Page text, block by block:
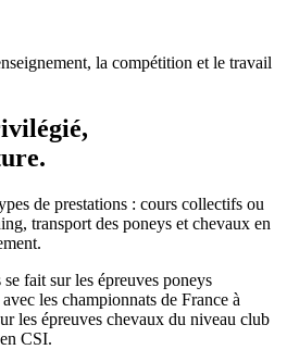
la compétition et le travail
de prestations : cours collectifs ou
transport des poneys et chevaux en
fait sur les épreuves poneys
les championnats de France à
les épreuves chevaux du niveau club
CSI.